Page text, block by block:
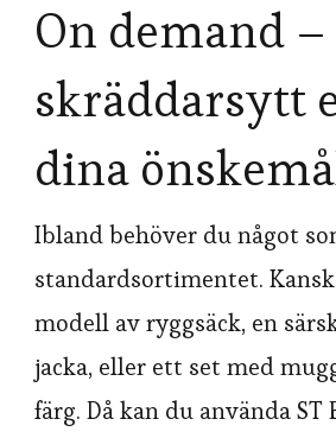
On demand –
skräddarsytt
dina
Ibland behöver du något
standardsortimentet.
modell av ryggsäck, en
jacka, eller ett set med
färg. Då kan du använda